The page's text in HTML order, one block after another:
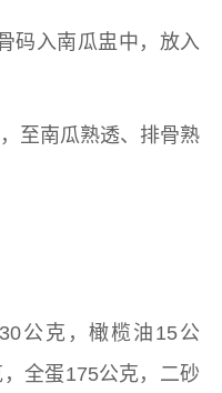
入南瓜盅中，放入
南瓜熟透、排骨熟
公克，橄榄油15公
全蛋175公克，二砂